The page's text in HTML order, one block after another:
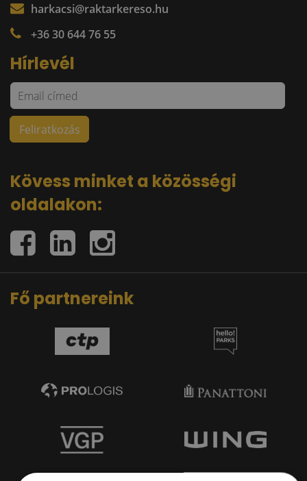
harkacsi@raktarkereso.hu
+36 30 644 76 55
Hírlevél
Kövess minket a közösségi
oldalakon:
Fő partnereink